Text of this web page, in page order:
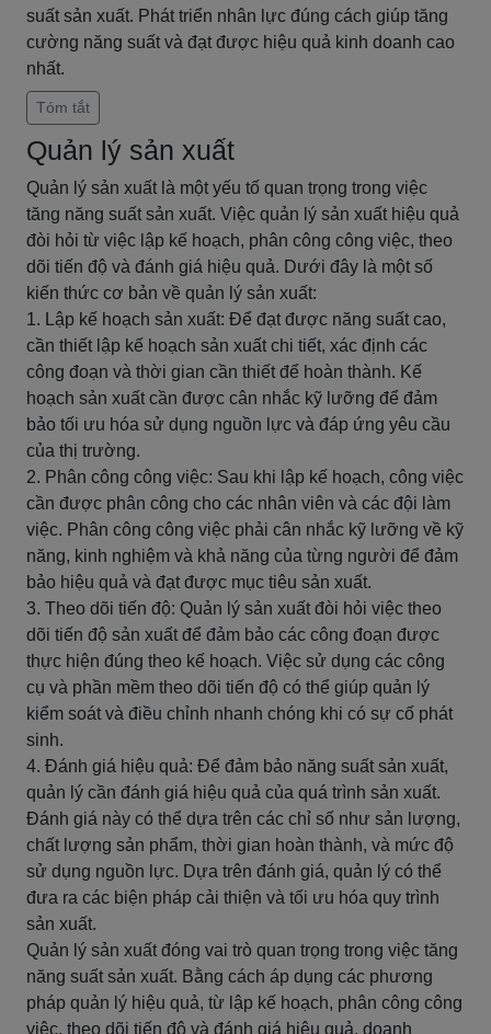
suất sản xuất. Phát triển nhân lực đúng cách giúp tăng
cường năng suất và đạt được hiệu quả kinh doanh cao
nhất.
Tóm tắt
Quản lý sản xuất
Quản lý sản xuất là một yếu tố quan trọng trong việc
tăng năng suất sản xuất. Việc quản lý sản xuất hiệu quả
đòi hỏi từ việc lập kế hoạch, phân công công việc, theo
dõi tiến độ và đánh giá hiệu quả. Dưới đây là một số
kiến thức cơ bản về quản lý sản xuất:
1. Lập kế hoạch sản xuất: Để đạt được năng suất cao,
cần thiết lập kế hoạch sản xuất chi tiết, xác định các
công đoạn và thời gian cần thiết để hoàn thành. Kế
hoạch sản xuất cần được cân nhắc kỹ lưỡng để đảm
bảo tối ưu hóa sử dụng nguồn lực và đáp ứng yêu cầu
của thị trường.
2. Phân công công việc: Sau khi lập kế hoạch, công việc
cần được phân công cho các nhân viên và các đội làm
việc. Phân công công việc phải cân nhắc kỹ lưỡng về kỹ
năng, kinh nghiệm và khả năng của từng người để đảm
bảo hiệu quả và đạt được mục tiêu sản xuất.
3. Theo dõi tiến độ: Quản lý sản xuất đòi hỏi việc theo
dõi tiến độ sản xuất để đảm bảo các công đoạn được
thực hiện đúng theo kế hoạch. Việc sử dụng các công
cụ và phần mềm theo dõi tiến độ có thể giúp quản lý
kiểm soát và điều chỉnh nhanh chóng khi có sự cố phát
sinh.
4. Đánh giá hiệu quả: Để đảm bảo năng suất sản xuất,
quản lý cần đánh giá hiệu quả của quá trình sản xuất.
Đánh giá này có thể dựa trên các chỉ số như sản lượng,
chất lượng sản phẩm, thời gian hoàn thành, và mức độ
sử dụng nguồn lực. Dựa trên đánh giá, quản lý có thể
đưa ra các biện pháp cải thiện và tối ưu hóa quy trình
sản xuất.
Quản lý sản xuất đóng vai trò quan trọng trong việc tăng
năng suất sản xuất. Bằng cách áp dụng các phương
pháp quản lý hiệu quả, từ lập kế hoạch, phân công công
việc, theo dõi tiến độ và đánh giá hiệu quả, doanh